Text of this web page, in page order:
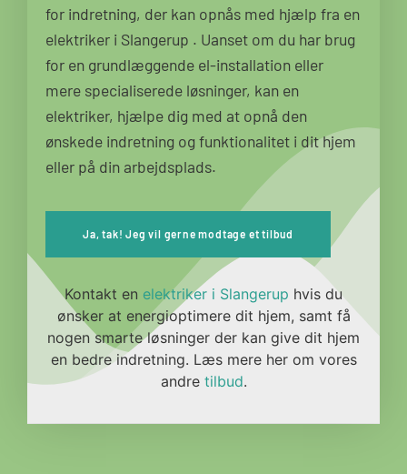
for indretning, der kan opnås med hjælp fra en
elektriker i Slangerup . Uanset om du har brug
for en grundlæggende el-installation eller
mere specialiserede løsninger, kan en
elektriker, hjælpe dig med at opnå den
ønskede indretning og funktionalitet i dit hjem
eller på din arbejdsplads.
Ja, tak! Jeg vil gerne modtage et tilbud
Kontakt en elektriker i Slangerup hvis du
ønsker at energioptimere dit hjem, samt få
nogen smarte løsninger der kan give dit hjem
en bedre indretning. Læs mere her om vores
andre tilbud.